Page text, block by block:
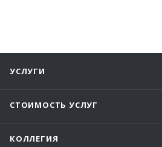
УСЛУГИ
СТОИМОСТЬ УСЛУГ
КОЛЛЕГИЯ